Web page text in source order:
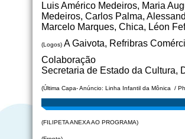
Luis Américo Medeiros, Maria
Medeiros, Carlos Palma,
Marcelo Marques, Chica, Léon
(Logos) A Gaivota, Refribras
Colaboração
Secretaria de Estado da Cultura,
(Última Capa- Anúncio: Linha Infantil da Mônica /
(FILIPETA ANEXA AO PROGRAMA)